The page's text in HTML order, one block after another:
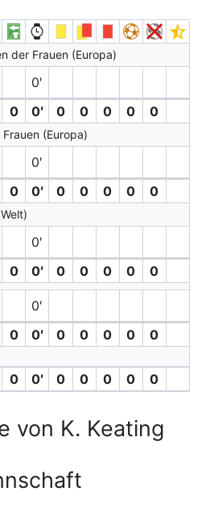
der Frauen (Europa)
0′
0 0′ 0 0 0 0 0
(Europa)
0′
0 0′ 0 0 0 0 0
0′
0 0′ 0 0 0 0 0
0′
0 0′ 0 0 0 0 0
0 0′ 0 0 0 0 0
von K. Keating